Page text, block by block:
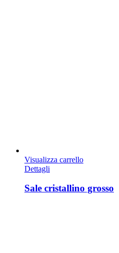
Visualizza carrello
Dettagli
Sale cristallino grosso